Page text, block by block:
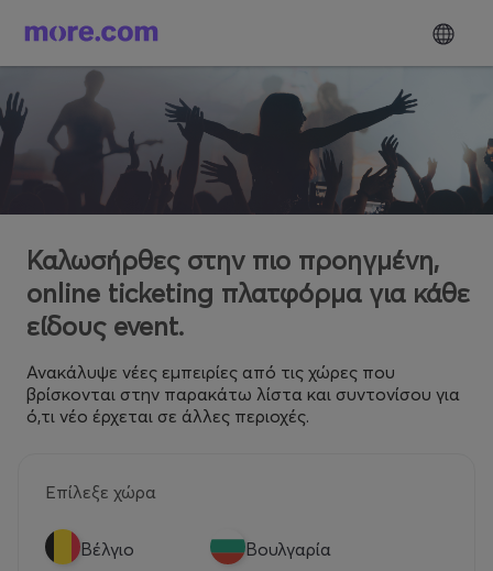
Καλωσήρθες στην πιο προηγμένη,
online ticketing πλατφόρμα για κάθε
είδους event.
Ανακάλυψε νέες εμπειρίες από τις χώρες που
βρίσκονται στην παρακάτω λίστα και συντονίσου για
ό,τι νέο έρχεται σε άλλες περιοχές.
Επίλεξε χώρα
Βέλγιο Βουλγαρία